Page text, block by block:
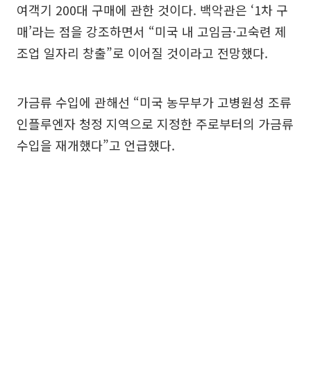
여객기 200대 구매에 관한 것이다. 백악관은 ‘1차 구
매’라는 점을 강조하면서 “미국 내 고임금·고숙련 제
조업 일자리 창출”로 이어질 것이라고 전망했다.
가금류 수입에 관해선 “미국 농무부가 고병원성 조류
인플루엔자 청정 지역으로 지정한 주로부터의 가금류
수입을 재개했다”고 언급했다.